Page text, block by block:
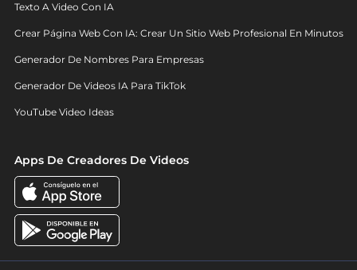
Texto A Video Con IA
Crear Página Web Con IA: Crear Un Sitio Web Profesional En Minutos
Generador De Nombres Para Empresas
Generador De Videos IA Para TikTok
YouTube Video Ideas
Apps De Creadores De Videos